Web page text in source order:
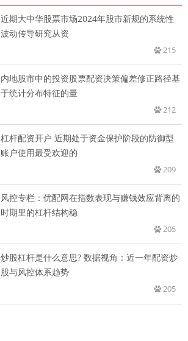
近期大中华股票市场2024年股市新规的系统性
波动传导研究从资
215
内地股市中的投资股票配资决策偏差修正路径基
于统计分布特征的量
212
杠杆配资开户 近期处于资金保护阶段的防御型
账户使用最受欢迎的
209
风控专栏：优配网在指数表现与赚钱效应背离的
时期里的杠杆结构稳
205
炒股杠杆是什么意思? 数据视角：近一年配资炒
股与风控体系趋势
205